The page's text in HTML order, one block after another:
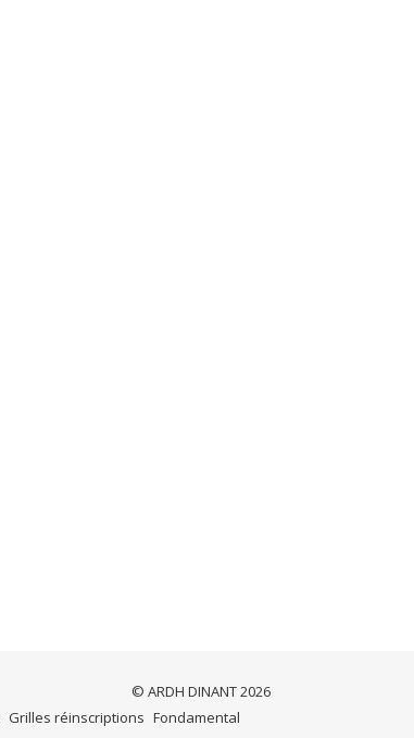
© ARDH DINANT 2026
Grilles réinscriptions Fondamental